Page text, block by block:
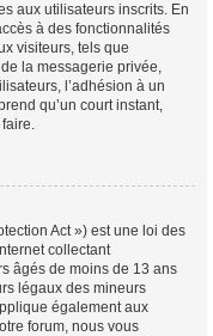
aux utilisateurs inscrits. En
à des fonctionnalités
visiteurs, tels que
de la messagerie privée,
l’adhésion à un
qu’un court instant,
Act ») est une loi des
collectant
âgés de moins de 13 ans
légaux des mineurs
également aux
forum, nous vous